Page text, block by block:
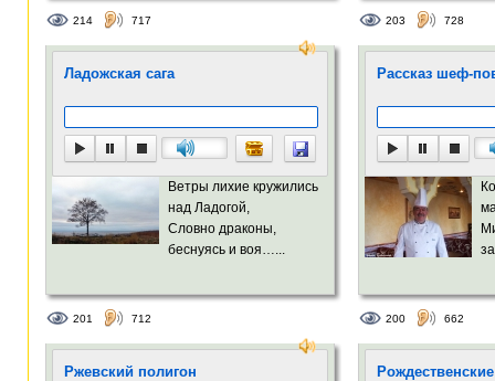
214 717 203 728
Ладожская сага
Ветры лихие кружились
над Ладогой,
Словно драконы,
беснуясь и воя…...
201 712
Рассказ шеф-
200 662
Ржевский полигон